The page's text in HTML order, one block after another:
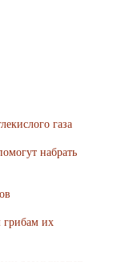
газа
набрать
грибам их